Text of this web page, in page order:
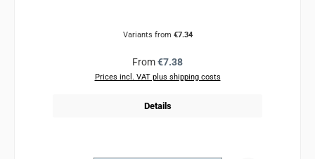
Variants from €7.34
Regular price:
From€7.38
Prices incl. VAT plus shipping costs
Details